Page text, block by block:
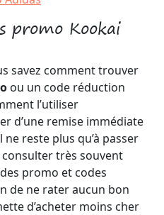
promo Kookai
savez comment trouver
ou un code réduction
l’utiliser
d’une remise immédiate
reste plus qu’à passer
consulter très souvent
promo et codes
de ne rater aucun bon
d’acheter moins cher